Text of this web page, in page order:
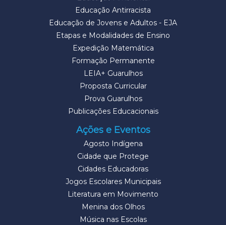
Educação Antirracista
Educação de Jovens e Adultos - EJA
Etapas e Modalidades de Ensino
Expedição Matemática
Formação Permanente
LEIA+ Guarulhos
Proposta Curricular
Prova Guarulhos
Publicações Educacionais
Ações e Eventos
Agosto Indígena
Cidade que Protege
Cidades Educadoras
Jogos Escolares Municipais
Literatura em Movimento
Menina dos Olhos
Música nas Escolas